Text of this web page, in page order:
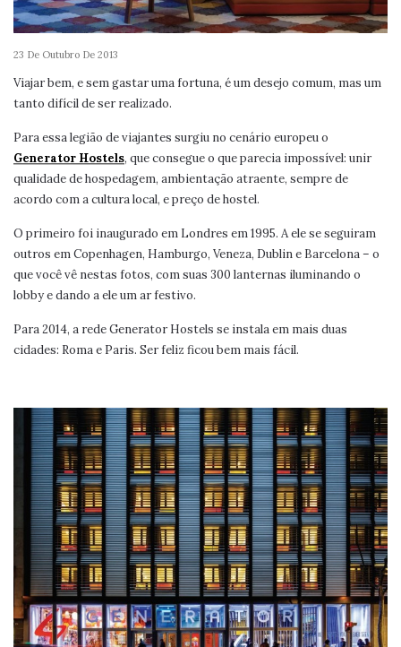
23 De Outubro De 2013
Viajar bem, e sem gastar uma fortuna, é um desejo comum, mas um
tanto difícil de ser realizado.
Para essa legião de viajantes surgiu no cenário europeu o
Generator Hostels, que consegue o que parecia impossível: unir
qualidade de hospedagem, ambientação atraente, sempre de
acordo com a cultura local, e preço de hostel.
O primeiro foi inaugurado em Londres em 1995. A ele se seguiram
outros em Copenhagen, Hamburgo, Veneza, Dublin e Barcelona – o
que você vê nestas fotos, com suas 300 lanternas iluminando o
lobby e dando a ele um ar festivo.
Para 2014, a rede Generator Hostels se instala em mais duas
cidades: Roma e Paris. Ser feliz ficou bem mais fácil.